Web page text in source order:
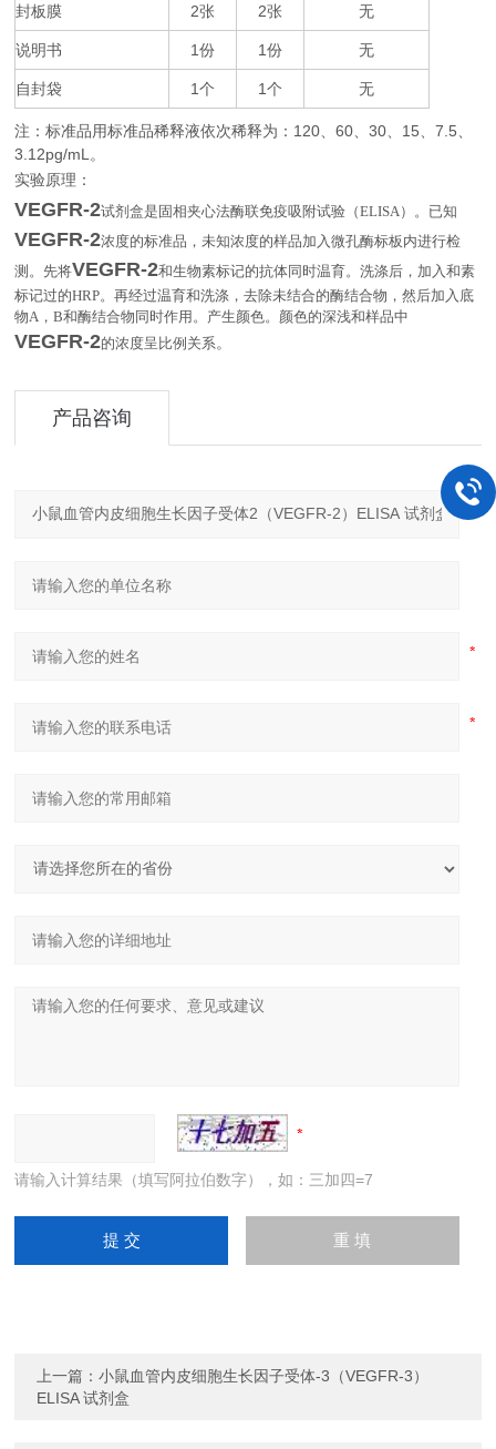
封板膜 2张 2张 无
说明书 1份 1份 无
自封袋 1个 1个 无
注：标准品用标准品稀释液依次稀释为： 120、60、30、 15、7.5、
3.12pg/mL 。
实验原理：
VEGFR-2试剂盒是固相夹心法酶联免疫吸附试验（ELISA）。已知
VEGFR-2浓度的标准品，未知浓度的样品加入微孔酶标板内进行检
测。先将VEGFR-2和生物素标记的抗体同时温育。洗涤后，加入和素
标记过的HRP。再经过温育和洗涤，去除未结合的酶结合物，然后加入底
物A ，B和酶结合物同时作用。产生颜色。颜色的深浅和样品中
VEGFR-2的浓度呈比例关系。
产品咨询
请输入计算结果（填写阿拉伯数字），如：三加四=7
上一篇：小鼠血管内皮细胞生长因子受体-3（VEGFR-3）
ELISA 试剂盒